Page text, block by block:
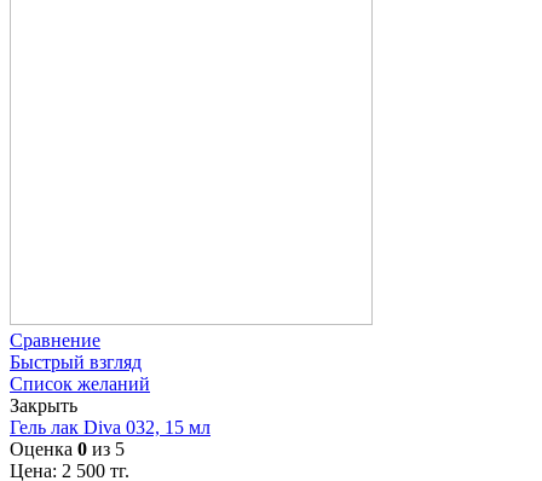
Сравнение
Быстрый взгляд
Список желаний
Закрыть
Гель лак Diva 032, 15 мл
Оценка 0 из 5
Цена: 2 500 тг.